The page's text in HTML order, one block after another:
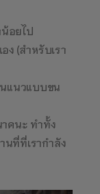
น้อยไป
ง (สำหรับเรา
นแนวแบบขน
าคนะ ทำทั้ง
นที่ที่เรากำลัง